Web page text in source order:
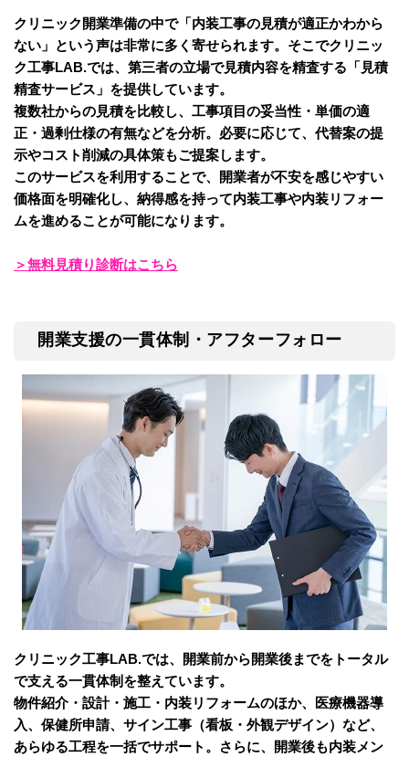
クリニック開業準備の中で「内装工事の見積が適正かわから
ない」という声は非常に多く寄せられます。そこでクリニッ
ク工事LAB.では、第三者の立場で見積内容を精査する「見積
精査サービス」を提供しています。
複数社からの見積を比較し、工事項目の妥当性・単価の適
正・過剰仕様の有無などを分析。必要に応じて、代替案の提
示やコスト削減の具体策もご提案します。
このサービスを利用することで、開業者が不安を感じやすい
価格面を明確化し、納得感を持って内装工事や内装リフォー
ムを進めることが可能になります。
＞無料見積り診断はこちら
開業支援の一貫体制・アフターフォロー
クリニック工事LAB.では、開業前から開業後までをトータル
で支える一貫体制を整えています。
物件紹介・設計・施工・内装リフォームのほか、医療機器導
入、保健所申請、サイン工事（看板・外観デザイン）など、
あらゆる工程を一括でサポート。さらに、開業後も内装メン